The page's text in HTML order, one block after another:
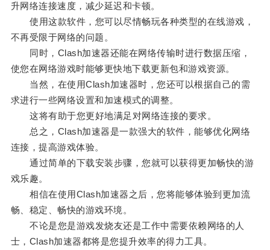
升网络连接速度，减少延迟和卡顿。
使用这款软件，您可以尽情畅玩各种类型的在线游戏，
不再受限于网络的问题。
同时，Clash加速器还能在网络传输时进行数据压缩，
使您在网络游戏时能够更快地下载更新包和游戏资源。
当然，在使用Clash加速器时，您还可以根据自己的需
求进行一些网络设置和加速模式的调整。
这将有助于您更好地满足对网络连接的要求。
总之，Clash加速器是一款强大的软件，能够优化网络
连接，提高游戏体验。
通过简单的下载安装步骤，您就可以获得更加畅快的游
戏乐趣。
相信在使用Clash加速器之后，您将能够体验到更加流
畅、稳定、畅快的游戏环境。
不论是您是游戏发烧友还是工作中需要依赖网络的人
士，Clash加速器都将是您提升效率的得力工具。